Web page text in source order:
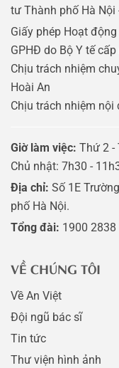
tư Thành phố Hà
Giấy phép Hoạt
GPHĐ do Bộ Y tế
Chịu trách nhiệm
Hoài An
Chịu trách nhiệm nội
Giờ làm việc: Thứ 2 -
Chủ nhật: 7h30 -
Địa chỉ: Số 1E
phố Hà Nội.
Tổng đài: 1900 2838
VỀ CHÚNG TÔI
Về An Việt
Đội ngũ bác sĩ
Tin tức
Thư viện hình ảnh